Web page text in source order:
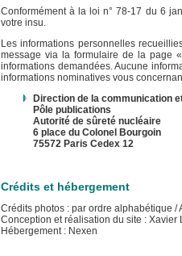
Conformément à la loi n° 78-17 du 6
votre insu.
Les informations personnelles
message via la formulaire de la page
informations demandées. Aucune
informations nominatives vous
Direction de la communication
Pôle publications
Autorité de sûreté nucléaire
6 place du Colonel Bourgoin
75572 Paris Cedex 12
Crédits et hébergement
Crédits photos : par ordre alphabétique /
Conception et réalisation du site :
Hébergement : Nexen